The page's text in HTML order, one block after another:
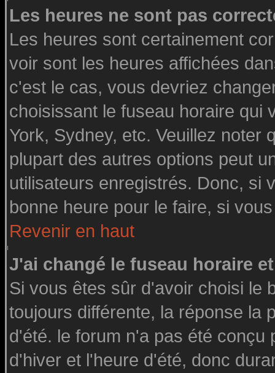
Les heures ne sont pas
Les heures sont certainement
voir sont les heures affichées
c'est le cas, vous devriez
choisissant le fuseau horaire qui
York, Sydney, etc. Veuillez noter
plupart des autres options peut
utilisateurs enregistrés. Donc, si
bonne heure pour le faire, si
Revenir en haut
J'ai changé le fuseau horaire
Si vous êtes sûr d'avoir choisi le
toujours différente, la réponse la
d'été. le forum n'a pas été conçu
d'hiver et l'heure d'été, donc